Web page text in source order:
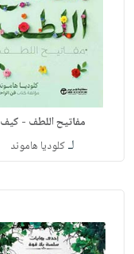
مفاتيح اللطف - كيف
لـكلوديا هاموند